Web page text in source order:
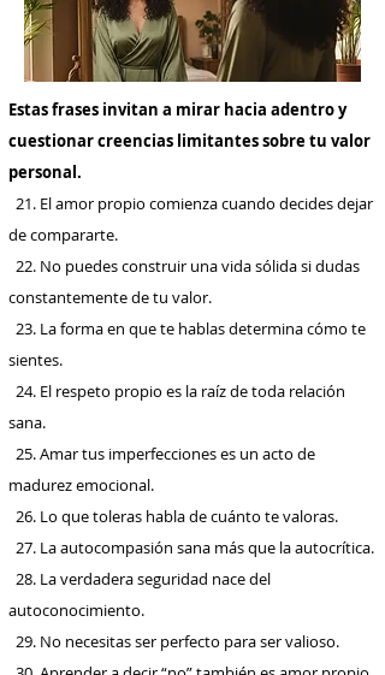
Estas frases invitan a mirar hacia adentro y
cuestionar creencias limitantes sobre tu valor
personal.
21. El amor propio comienza cuando decides dejar
de compararte.
22. No puedes construir una vida sólida si dudas
constantemente de tu valor.
23. La forma en que te hablas determina cómo te
sientes.
24. El respeto propio es la raíz de toda relación
sana.
25. Amar tus imperfecciones es un acto de
madurez emocional.
26. Lo que toleras habla de cuánto te valoras.
27. La autocompasión sana más que la autocrítica.
28. La verdadera seguridad nace del
autoconocimiento.
29. No necesitas ser perfecto para ser valioso.